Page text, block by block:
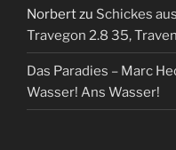
Norbertzu Schickes
Travegon 2.8 35,
Das Paradies – Marc
Wasser! Ans Wasser!